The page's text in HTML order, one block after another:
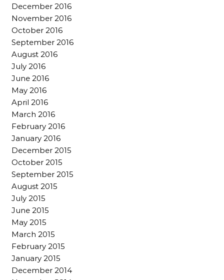
December 2016
November 2016
October 2016
September 2016
August 2016
July 2016
June 2016
May 2016
April 2016
March 2016
February 2016
January 2016
December 2015
October 2015
September 2015
August 2015
July 2015
June 2015
May 2015
March 2015
February 2015
January 2015
December 2014